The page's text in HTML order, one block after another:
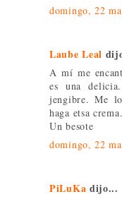
domingo, 22
Laube Leal
A mí me
es una
jengibre. Me
haga etsa crema.
Un besote
domingo, 22
PiLuKa dijo...